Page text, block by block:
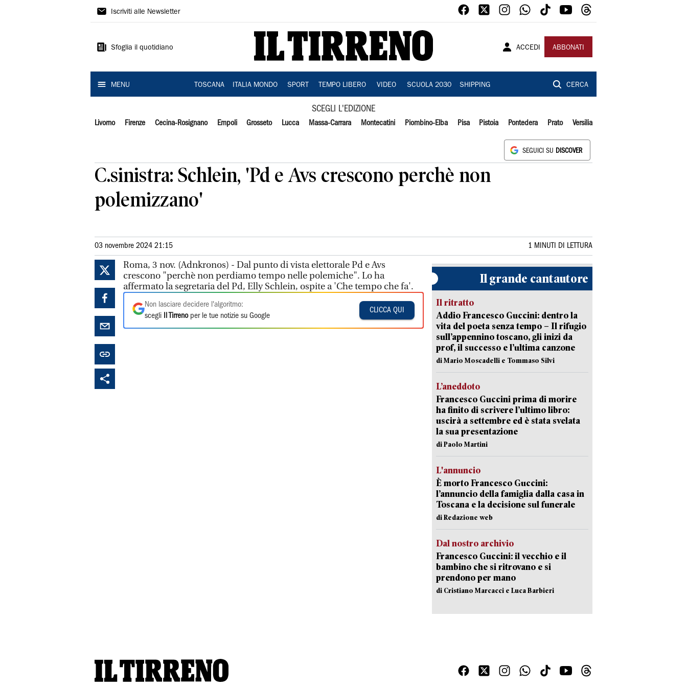
Il
Iscriviti alle Newsletter
Sfoglia il quotidiano ACCEDI ABBONATI
MENU TOSCANA ITALIA MONDO SPORT TEMPO LIBERO VIDEO SCUOLA 2030 SHIPPING CERCA
SCEGLI L'EDIZIONE
Livorno Firenze Cecina-Rosignano Empoli Grosseto Lucca Massa-Carrara Montecatini Piombino-Elba Pisa Pistoia Pontedera Prato Versilia
SEGUICI SU DISCOVER
C.sinistra: Schlein, 'Pd e Avs crescono perchè non
polemizzano'
03 novembre 2024 21:15 1 MINUTI DI LETTURA
Roma, 3 nov. (Adnkronos) - Dal punto di vista elettorale Pd e Avs
crescono "perchè non perdiamo tempo nelle polemiche". Lo ha
affermato la segretaria del Pd, Elly Schlein, ospite a 'Che tempo che fa'.
Non lasciare decidere l'algoritmo:
scegli
Il Tirrenoper le tue notizie su Google
CLICCA QUI
Il grande cantautore
Il ritratto
Addio Francesco Guccini: dentro la
vita del poeta senza tempo – Il rifugio
sull’appennino toscano, gli inizi da
prof, il successo e l’ultima canzone
di Mario Moscadelli e Tommaso Silvi
L’aneddoto
Francesco Guccini prima di morire
ha finito di scrivere l’ultimo libro:
uscirà a settembre ed è stata svelata
la sua presentazione
di Paolo Martini
L'annuncio
È morto Francesco Guccini:
l’annuncio della famiglia dalla casa in
Toscana e la decisione sul funerale
di Redazione web
Dal nostro archivio
Francesco Guccini: il vecchio e il
bambino che si ritrovano e si
prendono per mano
di Cristiano Marcacci e Luca Barbieri